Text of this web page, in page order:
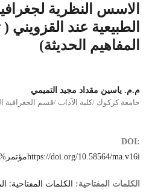
الاسس النظرية
الطبيعية عند
المفاهيم الحديثة)
م.م. ياسين مقداد مجيد التميمي
جامعة كركوك /كلية الآداب /قسم الجغرافية
DOI:
https://doi.org/10.58564/ma.v16iمؤتمر%20قسم%20الجغرافية.2685
الكلمات المفتاحية: الكلمات المفتاحية: